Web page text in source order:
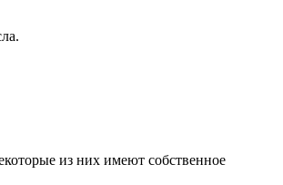
из них имеют собственное